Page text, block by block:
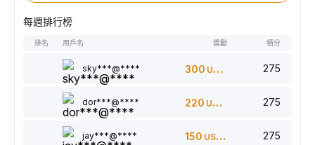
每週排行榜
排名 用戶名 獎勵 積分
sky***@**** 300 USDT 275
dor***@**** 220 USDT 275
jay***@**** 150 USDT 275